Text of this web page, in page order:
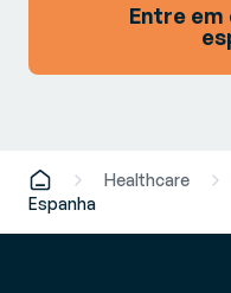
Entre
Healthcare
Espanha